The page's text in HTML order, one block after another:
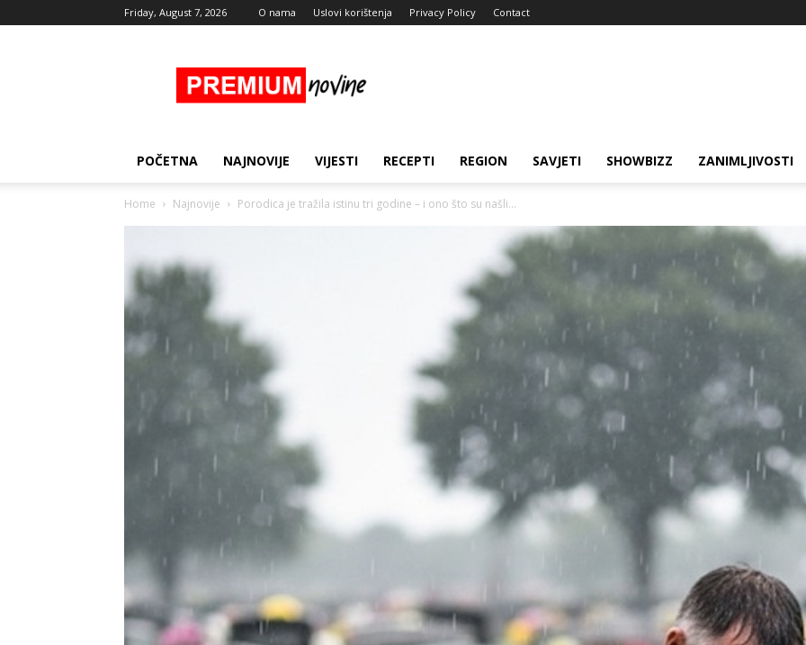
Friday, August 7, 2026 O nama Uslovi korištenja Privacy Policy Contact
Novine
POČETNA NAJNOVIJE VIJESTI RECEPTI REGION SAVJETI SHOWBIZZ ZANIMLJIVOSTI
Home Najnovije Porodica je tražila istinu tri godine – i ono što su našli...